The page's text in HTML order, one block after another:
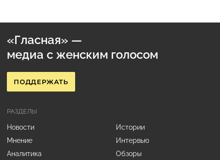
«Гласная» —
медиа с женским голосом
ПОДДЕРЖАТЬ
РАЗДЕЛЫ
Новости
Истории
Мнение
Интервью
Аналитика
Обзоры